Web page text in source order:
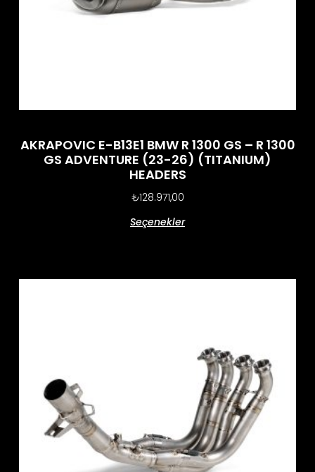
AKRAPOVIC E-B13E1 BMW R 1300 GS – R 1300
GS ADVENTURE (23-26) (TITANIUM)
HEADERS
₺128.971,00
Seçenekler